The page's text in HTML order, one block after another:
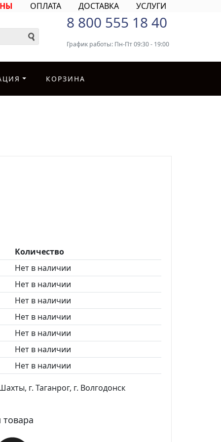
ОПЛАТА ДОСТАВКА УСЛУГИ
8 800 555 18 40
График работы: Пн-Пт 09:30 - 19:00
КОРЗИНА
Количество
Нет в наличии
Нет в наличии
Нет в наличии
Нет в наличии
Нет в наличии
Нет в наличии
Нет в наличии
г. Таганрог, г. Волгодонск